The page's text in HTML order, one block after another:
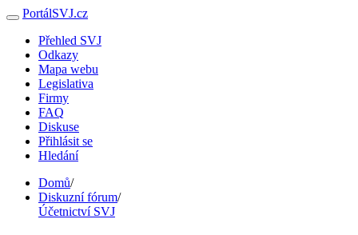
PortálSVJ.cz
Přehled SVJ
Odkazy
Mapa webu
Legislativa
Firmy
FAQ
Diskuse
Přihlásit se
Hledání
Domů/
Diskuzní fórum/
Účetnictví SVJ